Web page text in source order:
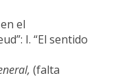
el
I. “El sentido
(falta